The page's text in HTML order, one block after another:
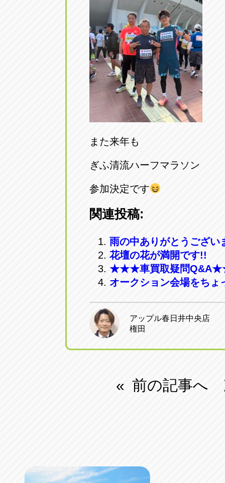
また来年も
ぎふ清流ハーフマラソン
参加決定です
関連投稿:
雨の中ありがとうござい
花壇の花が満開です!!
★★★車買取疑問
オークション会場をちょ
アップル春日井中央店
権田
« 前の記事へ